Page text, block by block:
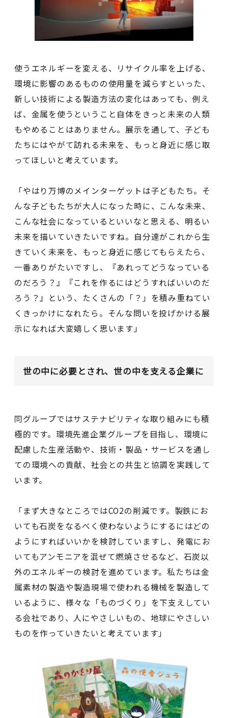
使うエネルギーを変える、リサイクル率を上げる、
環境に影響のあるものの使用量を減らすといった、
新しい技術による製造方法の変化はあっても、例え
ば、金属を使うということ自体をきっと未来の人類
もやめることはありません。展示を通して、子ども
たちにはやがて訪れる未来を、もっと身近に感じ取
ってほしいと考えています。
「やはり万博のメインターゲットは子どもたち。そ
んな子どもたちが大人になった時に、こんな未来、
こんな社会になっているといいなと思える、明るい
未来を描いていきたいですね。自分達がこれから生
きていく未来を、もっと身近に感じてもらえたら、
一番ありがたいですし、『あれってどうなっている
のだろう？』『これを作るにはどうすればいいのだ
ろう？』という、たくさんの「？」を積み重ねてい
くきっかけになれたら。そんな問いを投げかける展
示になれば大変嬉しく思います」
世の中に必要とされ、世の中を支える企業に
同グループではサステナビリティな取り組みにも積
極的です。環境先進企業グループを目指し、環境に
配慮した生産活動や、技術・製品・サービスを通し
ての環境への貢献、社会との共生と協調を実践して
います。
「まず大きなところではCO2の削減です。製鉄にお
いても石炭をなるべく使わないようにするにはどの
ようにすればいいかを検討していますし、発電にお
いてもアンモニアを混ぜて燃焼させるなど、石炭以
外のエネルギーの検討を進めています。私たちは金
属素材の製造や製造現場で使われる機械を製造して
いるように、様々な「ものづくり」を下支えしてい
る会社であり、人にやさしいもの、地球にやさしい
ものを作っていきたいと考えています」